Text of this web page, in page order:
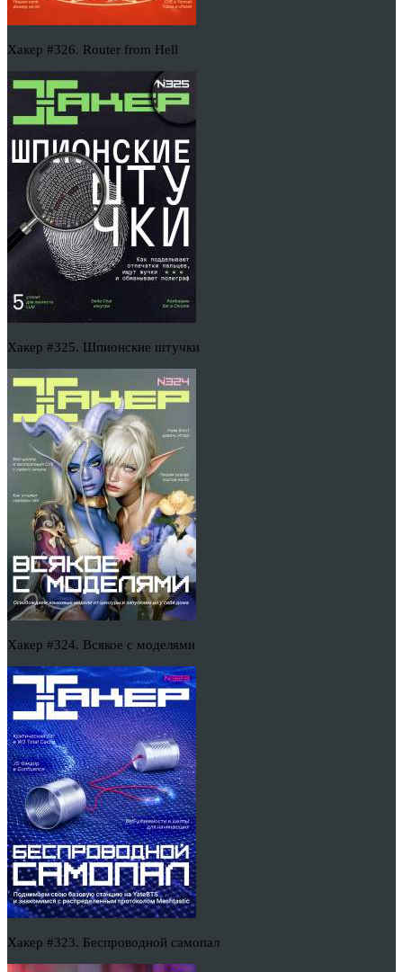
Хакер #326. Router from Hell
Хакер #325. Шпионские штучки
Хакер #324. Всякое с моделями
Хакер #323. Беспроводной самопал